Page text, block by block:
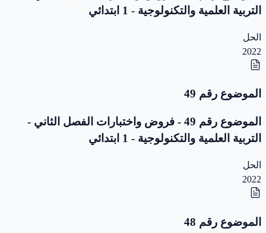
التربية العلمية والتكنولوجية - 1 ابتدائي
الحل
2022
الموضوع رقم 49
الموضوع رقم 49 - فروض واختبارات الفصل الثاني -
التربية العلمية والتكنولوجية - 1 ابتدائي
الحل
2022
الموضوع رقم 48